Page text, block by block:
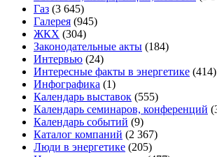
Газ (3 645)
Галерея (945)
ЖКХ (304)
Законодательные акты (184)
Интервью (24)
Интересные факты в энергетике (414)
Инфографика (1)
Календарь выставок (555)
Календарь семинаров, конференций
Календарь событий (9)
Каталог компаний (2 367)
Люди в энергетике (205)